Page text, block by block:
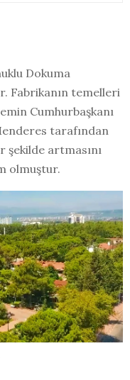
Dokuma
Fabrikanın temelleri
Cumhurbaşkanı
tarafından
şekilde artmasını
olmuştur.